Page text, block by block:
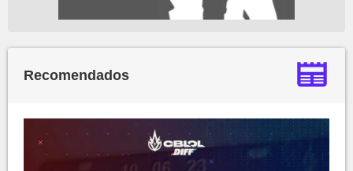
Recomendados